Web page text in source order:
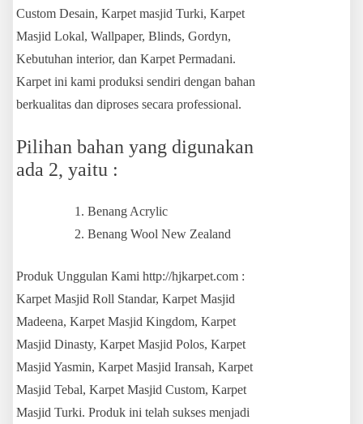
Custom Desain, Karpet masjid Turki, Karpet
Masjid Lokal, Wallpaper, Blinds, Gordyn,
Kebutuhan interior, dan Karpet Permadani.
Karpet ini kami produksi sendiri dengan bahan
berkualitas dan diproses secara professional.
Pilihan bahan yang digunakan
ada 2, yaitu :
Benang Acrylic
Benang Wool New Zealand
Produk Unggulan Kami http://hjkarpet.com :
Karpet Masjid Roll Standar, Karpet Masjid
Madeena, Karpet Masjid Kingdom, Karpet
Masjid Dinasty, Karpet Masjid Polos, Karpet
Masjid Yasmin, Karpet Masjid Iransah, Karpet
Masjid Tebal, Karpet Masjid Custom, Karpet
Masjid Turki. Produk ini telah sukses menjadi